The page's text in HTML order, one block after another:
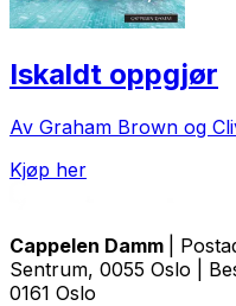
Iskaldt oppgjør
Av Graham Brown og
Kjøp her
Cappelen Damm
|
Sentrum, 0055 Oslo |
0161 Oslo